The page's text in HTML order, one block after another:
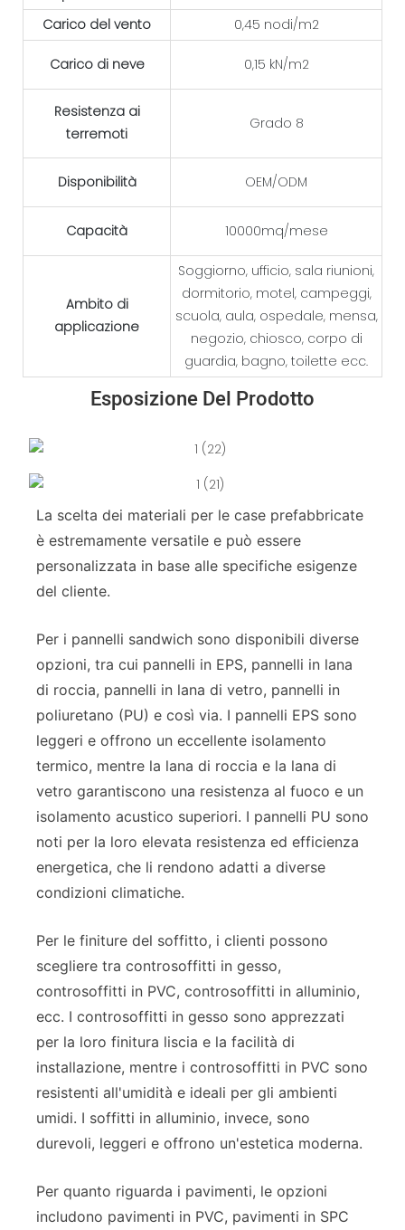
Carico del vento
0,45 nodi/m2
Carico di neve 0,15 kN/m2
Resistenza ai
terremoti
Grado 8
Disponibilità OEM/ODM
Capacità 10000mq/mese
Ambito di
applicazione
Soggiorno, ufficio, sala riunioni,
dormitorio, motel, campeggi,
scuola, aula, ospedale, mensa,
negozio, chiosco, corpo di
guardia, bagno, toilette ecc.
Esposizione Del Prodotto
La scelta dei materiali per le case prefabbricate
è estremamente versatile e può essere
personalizzata in base alle specifiche esigenze
del cliente.
Per i pannelli sandwich sono disponibili diverse
opzioni, tra cui pannelli in EPS, pannelli in lana
di roccia, pannelli in lana di vetro, pannelli in
poliuretano (PU) e così via. I pannelli EPS sono
leggeri e offrono un eccellente isolamento
termico, mentre la lana di roccia e la lana di
vetro garantiscono una resistenza al fuoco e un
isolamento acustico superiori. I pannelli PU sono
noti per la loro elevata resistenza ed efficienza
energetica, che li rendono adatti a diverse
condizioni climatiche.
Per le finiture del soffitto, i clienti possono
scegliere tra controsoffitti in gesso,
controsoffitti in PVC, controsoffitti in alluminio,
ecc. I controsoffitti in gesso sono apprezzati
per la loro finitura liscia e la facilità di
installazione, mentre i controsoffitti in PVC sono
resistenti all'umidità e ideali per gli ambienti
umidi. I soffitti in alluminio, invece, sono
durevoli, leggeri e offrono un'estetica moderna.
Per quanto riguarda i pavimenti, le opzioni
includono pavimenti in PVC, pavimenti in SPC